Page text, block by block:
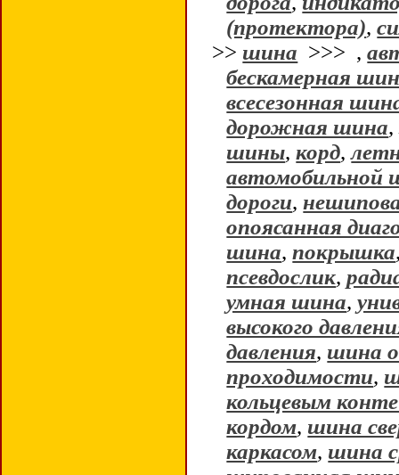
(протектора),
>> шина >>> ,
бескамерная
всесезонная
дорожная шина,
шины,корд,
автомобильной
дороги,
опоясанная
шина,покрышка
псевдослик,
умная шина,
высокого
давления, шина
проходимости,
кольцевым
кордом, шина
каркасом, шина